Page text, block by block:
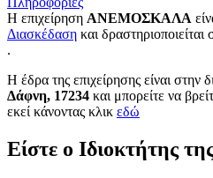
Η επιχείρηση ΑΝΕΜΟΣΚΑΛΑ
Διασκέδαση και δραστηριοποιείται
.
H έδρα της επιχείρησης είναι στην
Δάφνη, 17234 και μπορείτε να
εκεί κάνοντας κλικ εδώ
Είστε ο Ιδιοκτήτης